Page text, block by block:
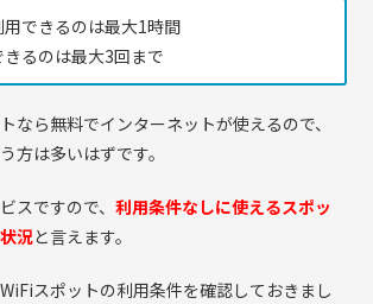
できるのは最大1時間
るのは最大3回まで
なら無料でインターネットが使えるので、
方は多いはずです。
スですので、利用条件なしに使えるスポッ
況と言えます。
スポットの利用条件を確認しておきまし